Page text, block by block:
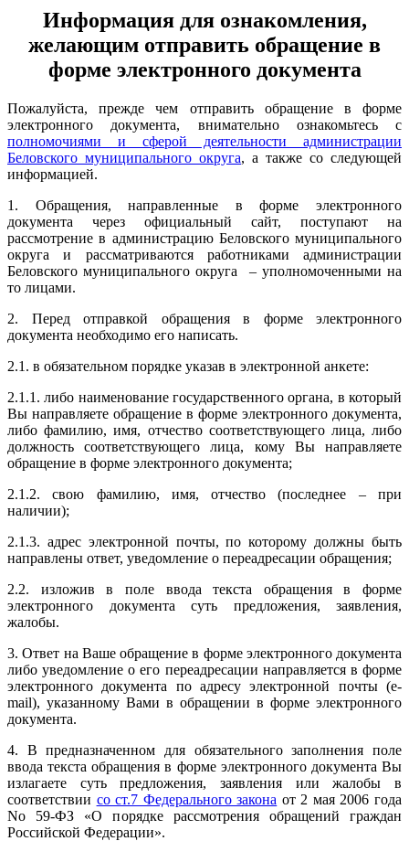
Информация для ознакомления,
желающим отправить обращение в
форме электронного документа
Пожалуйста, прежде чем отправить обращение в форме
электронного документа, внимательно ознакомьтесь с
полномочиями и сферой деятельности администрации
Беловского муниципального округа, а также со следующей
информацией.
1. Обращения, направленные в форме электронного
документа через официальный сайт, поступают на
рассмотрение в администрацию Беловского муниципального
округа и рассматриваются работниками администрации
Беловского муниципального округа – уполномоченными на
то лицами.
2. Перед отправкой обращения в форме электронного
документа необходимо его написать.
2.1. в обязательном порядке указав в электронной анкете:
2.1.1. либо наименование государственного органа, в который
Вы направляете обращение в форме электронного документа,
либо фамилию, имя, отчество соответствующего лица, либо
должность соответствующего лица, кому Вы направляете
обращение в форме электронного документа;
2.1.2. свою фамилию, имя, отчество (последнее – при
наличии);
2.1.3. адрес электронной почты, по которому должны быть
направлены ответ, уведомление о переадресации обращения;
2.2. изложив в поле ввода текста обращения в форме
электронного документа суть предложения, заявления,
жалобы.
3. Ответ на Ваше обращение в форме электронного документа
либо уведомление о его переадресации направляется в форме
электронного документа по адресу электронной почты (e-
mail), указанному Вами в обращении в форме электронного
документа.
4. В предназначенном для обязательного заполнения поле
ввода текста обращения в форме электронного документа Вы
излагаете суть предложения, заявления или жалобы в
соответствии со ст.7 Федерального закона от 2 мая 2006 года
No 59-ФЗ «О порядке рассмотрения обращений граждан
Российской Федерации».